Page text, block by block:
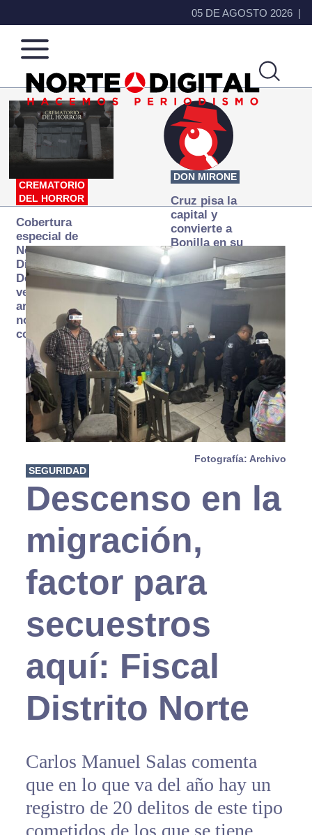
05 DE AGOSTO 2026
Norte
de
Ciudad
Más
que
noticias,
hacemos periodismo
CREMATORIO
DEL HORROR
Cobertura
especial de
Norte
Digital:
Donde la
verdad
arde… pero
no se
consume
DON MIRONE
Cruz pisa la
capital y
convierte a
Bonilla en su
primer blanco
Fotografía: Archivo
SEGURIDAD
Descenso en la
migración,
factor para
secuestros
aquí: Fiscal
Distrito Norte
Carlos Manuel Salas comenta
que en lo que va del año hay un
registro de 20 delitos de este tipo
cometidos de los que se tiene